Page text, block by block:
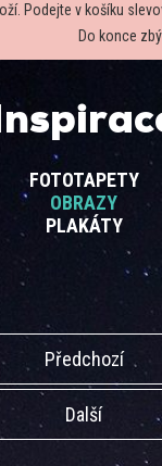
Podejte v košíku
Do konce
FOTOTAPETY
OBRAZY
PLAKÁTY
Předchozí
Další